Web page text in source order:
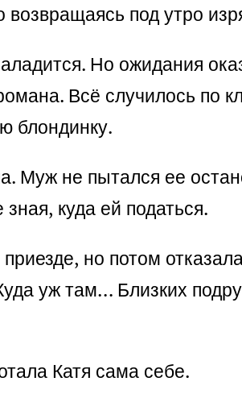
под утро
Но ожидания
Всё случилось по
блондинку.
Муж не пытался ее
куда ей податься.
но потом
уж там… Близких
Катя сама себе.